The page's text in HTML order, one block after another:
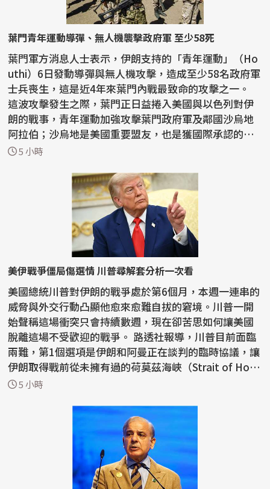
葉門青年運動導彈、無人機襲擊政府軍 至少58死
葉門軍方消息人士表示，伊朗支持的「青年運動」（Ho
uthi）6日發動導彈與無人機攻擊，造成至少58名政府軍
士兵喪生，這是近4年來葉門內戰最致命的攻擊之一。
這波攻擊發生之際，葉門正日益捲入美國與以色列對伊
朗的戰事，青年運動加強攻擊葉門政府軍及鄰國沙烏地
阿拉伯；沙烏地是美國重要盟友，也是獲國際承認的葉
門...5 小時
美伊戰爭僵局傷選情 川普尋解套分析一次看
美國總統川普對伊朗的戰爭處於第6個月，本週一連串的
威脅與外交行動凸顯他愈來愈難自拔的窘境。川普一開
始聲稱這場衝突只會持續數週，現在卻苦思如何讓美國
脫離這場不受歡迎的戰爭。 路透社報導，川普目前面臨
兩難，第1個選項是伊朗和阿曼正在談判的臨時協議，讓
伊朗取得戰前從未擁有過的荷莫茲海峽（Strait of Ho
r...5 小時